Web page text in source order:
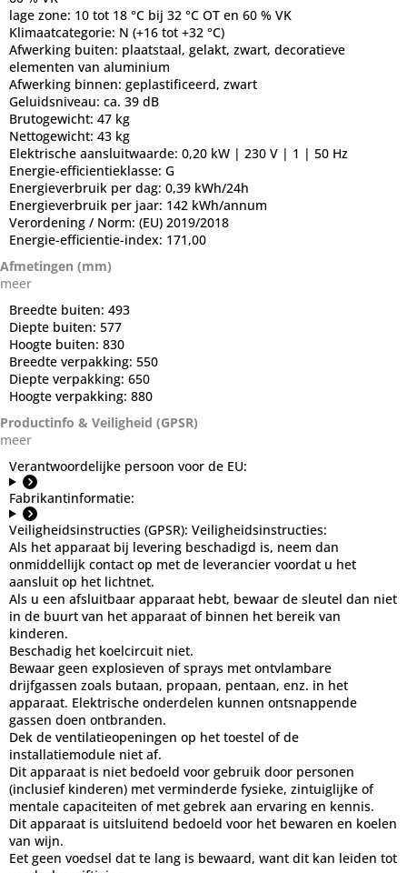
lage zone: 10 tot 18 °C bij 32 °C OT en 60 % VK
Klimaatcategorie: N (+16 tot +32 °C)
Afwerking buiten: plaatstaal, gelakt, zwart, decoratieve
elementen van aluminium
Afwerking binnen: geplastificeerd, zwart
Geluidsniveau: ca. 39 dB
Brutogewicht: 47 kg
Nettogewicht: 43 kg
Elektrische aansluitwaarde: 0,20 kW | 230 V | 1 | 50 Hz
Energie-efficientieklasse: G
Energieverbruik per dag: 0,39 kWh/24h
Energieverbruik per jaar: 142 kWh/annum
Verordening / Norm: (EU) 2019/2018
Energie-efficientie-index: 171,00
Afmetingen (mm)
meer
Breedte buiten: 493
Diepte buiten: 577
Hoogte buiten: 830
Breedte verpakking: 550
Diepte verpakking: 650
Hoogte verpakking: 880
Productinfo & Veiligheid (GPSR)
meer
Verantwoordelijke persoon voor de EU:
Fabrikantinformatie:
Veiligheidsinstructies (GPSR): Veiligheidsinstructies:
Als het apparaat bij levering beschadigd is, neem dan
onmiddellijk contact op met de leverancier voordat u het
aansluit op het lichtnet.
Als u een afsluitbaar apparaat hebt, bewaar de sleutel dan niet
in de buurt van het apparaat of binnen het bereik van
kinderen.
Beschadig het koelcircuit niet.
Bewaar geen explosieven of sprays met ontvlambare
drijfgassen zoals butaan, propaan, pentaan, enz. in het
apparaat. Elektrische onderdelen kunnen ontsnappende
gassen doen ontbranden.
Dek de ventilatieopeningen op het toestel of de
installatiemodule niet af.
Dit apparaat is niet bedoeld voor gebruik door personen
(inclusief kinderen) met verminderde fysieke, zintuiglijke of
mentale capaciteiten of met gebrek aan ervaring en kennis.
Dit apparaat is uitsluitend bedoeld voor het bewaren en koelen
van wijn.
Eet geen voedsel dat te lang is bewaard, want dit kan leiden tot